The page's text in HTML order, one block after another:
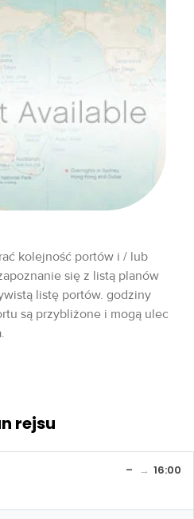
kolejność portów i / lub
się z listą planów
listę portów. godziny
są przybliżone i mogą ulec
rejsu
– 16:00